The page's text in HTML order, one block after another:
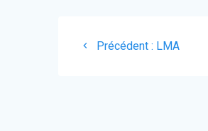
Navigation
Précédent : Article
LMA